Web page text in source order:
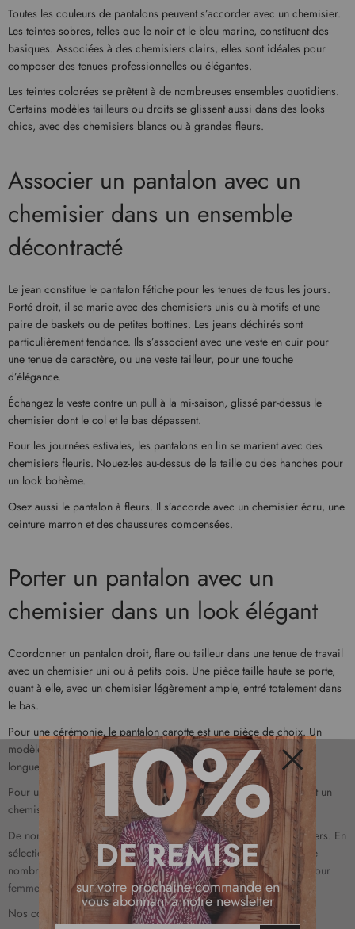
Toutes les couleurs de pantalons peuvent s’accorder avec un chemisier.
Les teintes sobres, telles que le noir et le bleu marine, constituent des
basiques. Associées à des chemisiers clairs, elles sont idéales pour
composer des tenues professionnelles ou élégantes.
Les teintes colorées se prêtent à de nombreuses ensembles quotidiens.
Certains modèles tailleurs ou droits se glissent aussi dans des looks
chics, avec des chemisiers blancs ou à grandes fleurs.
Associer un pantalon avec un
chemisier dans un ensemble
décontracté
Le jean constitue le pantalon fétiche pour les tenues de tous les jours.
Porté droit, il se marie avec des chemisiers unis ou à motifs et une
paire de baskets ou de petites bottines. Les jeans déchirés sont
particulièrement tendance. Ils s’associent avec une veste en cuir pour
une tenue de caractère, ou une veste tailleur, pour une touche
d’élégance.
Échangez la veste contre un pull à la mi-saison, glissé par-dessus le
chemisier dont le col et le bas dépassent.
Pour les journées estivales, les pantalons en lin se marient avec des
chemisiers fleuris. Nouez-les au-dessus de la taille ou des hanches pour
un look bohème.
Osez aussi le pantalon à fleurs. Il s’accorde avec un chemisier écru, une
ceinture marron et des chaussures compensées.
Porter un pantalon avec un
chemisier dans un look élégant
Coordonner un pantalon droit, flare ou tailleur dans une tenue de travail
avec un chemisier uni ou à petits pois. Une pièce taille haute se porte,
quant à elle, avec un chemisier légèrement ample, entré totalement dans
le bas.
Pour une cérémonie, le pantalon carotte est une pièce de choix. Un
modèle bleu marine s’associe alors avec un chemisier à manches
longues blanc et des escarpins.
Pour une touche de glamour, optez pour un pantalon taille haute et un
chemisier légèrement transparent.
De nombreux pantalons peuvent se coordonner avec des chemisiers. En
sélectionnant avec attention le modèle, vous pourrez l’adapter à de
nombreux styles. Venez découvrir notre sélection dechemisiers pour
femmes
Nos conseils mode :
Fermer
10%
DE REMISE
sur votre prochaine commande en
vous abonnant à notre newsletter